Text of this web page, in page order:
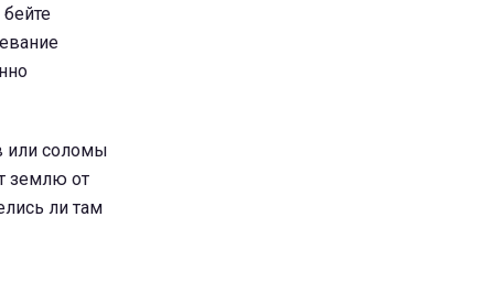
или соломы
землю от
ли там